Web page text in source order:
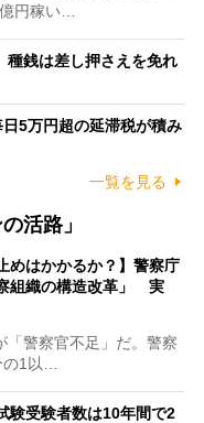
円稼い…
銭は差し押さえを免れ
5万円超の延滞税が積み
一覧を見る
活路」
めはかかるか？】警察庁
組織の構造改革」 実
警察官不足」だ。警察
1以…
験受験者数は10年間で2